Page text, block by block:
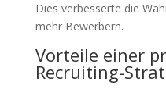
Dies verbesserte die
mehr Bewerbern.
Vorteile einer
Recruiting-